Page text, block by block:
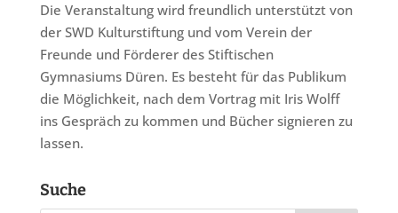
Die Veranstaltung wird freundlich unterstützt von
der SWD Kulturstiftung und vom Verein der
Freunde und Förderer des Stiftischen
Gymnasiums Düren. Es besteht für das Publikum
die Möglichkeit, nach dem Vortrag mit Iris Wolff
ins Gespräch zu kommen und Bücher signieren zu
lassen.
Suche